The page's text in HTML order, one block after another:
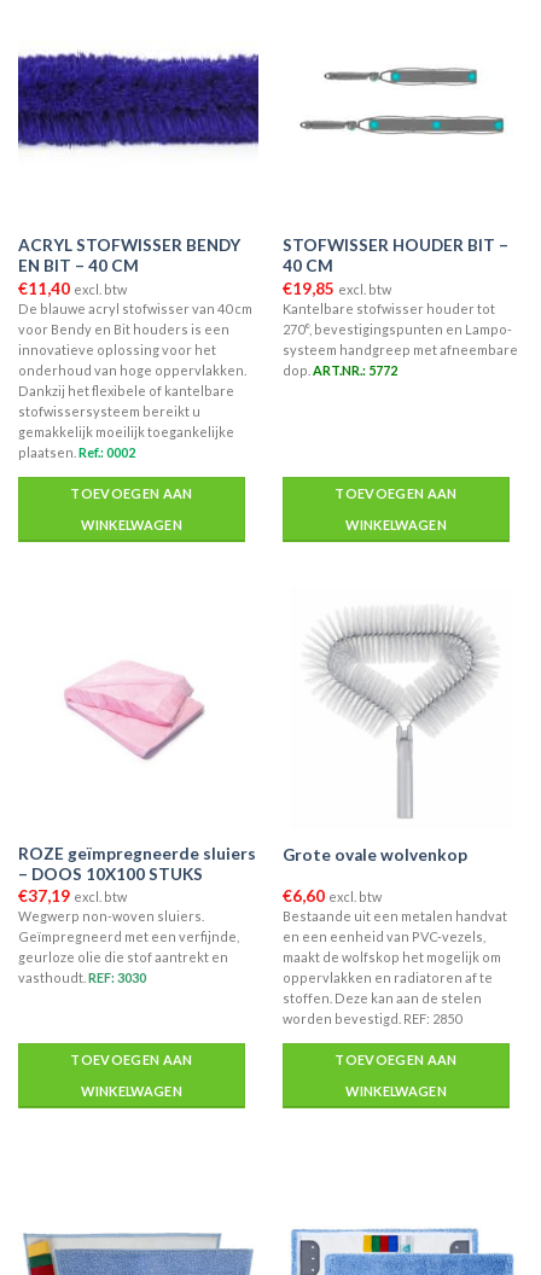
ACRYL STOFWISSER BENDY
EN BIT – 40 CM
€11,40 excl. btw
De blauwe acryl stofwisser van 40 cm
voor Bendy en Bit houders is een
innovatieve oplossing voor het
onderhoud van hoge oppervlakken.
Dankzij het flexibele of kantelbare
stofwissersysteem bereikt u
gemakkelijk moeilijk toegankelijke
plaatsen. Ref.: 0002
TOEVOEGEN AAN
WINKELWAGEN
STOFWISSER HOUDER BIT –
40 CM
€19,85 excl. btw
Kantelbare stofwisser houder tot
270°, bevestigingspunten en Lampo-
systeem handgreep met afneembare
dop. ART.NR.: 5772
TOEVOEGEN AAN
WINKELWAGEN
ROZE geïmpregneerde sluiers
– DOOS 10X100 STUKS
€37,19 excl. btw
Wegwerp non-woven sluiers.
Geïmpregneerd met een verfijnde,
geurloze olie die stof aantrekt en
vasthoudt. REF: 3030
TOEVOEGEN AAN
WINKELWAGEN
Grote ovale wolvenkop
€6,60 excl. btw
Bestaande uit een metalen handvat
en een eenheid van PVC-vezels,
maakt de wolfskop het mogelijk om
oppervlakken en radiatoren af te
stoffen. Deze kan aan de stelen
worden bevestigd. REF: 2850
TOEVOEGEN AAN
WINKELWAGEN